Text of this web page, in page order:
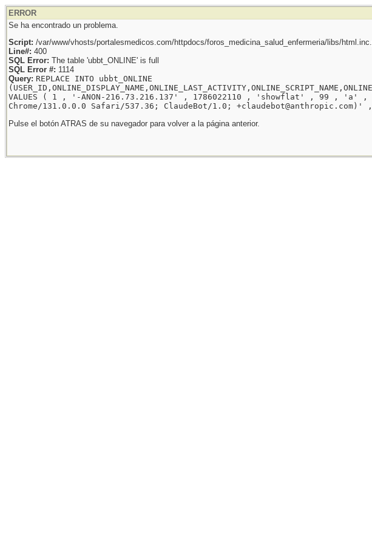
ERROR
Se ha encontrado un problema.
Script: /var/www/vhosts/portalesmedicos.com/httpdocs/foros_medicina_salud_enfermeria/libs/
Line#: 400
SQL Error: The table 'ubbt_ONLINE' is full
SQL Error #: 1114
Query: REPLACE INTO ubbt_ONLINE
VALUES ( 1 , '-ANON-216.73.216.137' , 1786022110 , 'showflat' , 99 , 'a'
Chrome/131.0.0.0 Safari/537.36; ClaudeBot/1.0;
Pulse el botón ATRAS de su navegador para volver a la página anterior.